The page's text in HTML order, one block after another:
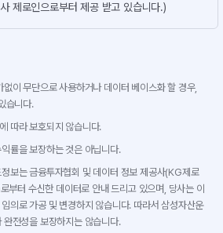
제로인으로부터 제공 받고 있습니다.)
이 무단으로 사용하거나 데이터 베이스화 할 경우,
습니다.
따라 보호되지 않습니다.
률을 보장하는 것은 아닙니다.
보는 금융투자협회 및 데이터 정보 제공사(KG제로
부터 수신한 데이터로 안내 드리고 있으며, 당사는 이
의로 가공 및 변경하지 않습니다. 따라서 삼성자산운
전성을 보장하지는 않습니다.